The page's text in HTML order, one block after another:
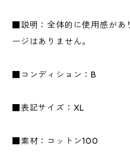
■説明：全体的に使用感があ
ージはありません。
■コンディション：B
■表記サイズ：XL
■素材：コットン100